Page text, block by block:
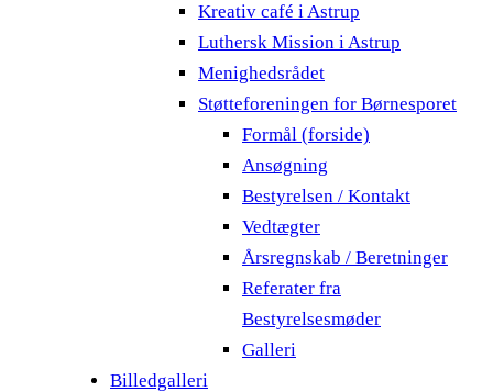
Kreativ café i Astrup
Luthersk Mission i Astrup
Menighedsrådet
Støtteforeningen for Børnesporet
Formål (forside)
Ansøgning
Bestyrelsen / Kontakt
Vedtægter
Årsregnskab / Beretninger
Referater fra
Bestyrelsesmøder
Galleri
Billedgalleri